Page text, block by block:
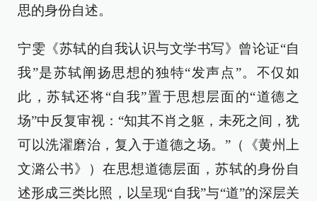
思的身份自述。
宁雯《苏轼的自我认识与文学书写》曾论证“自
我”是苏轼阐扬思想的独特“发声点”。不仅如
此，苏轼还将“自我”置于思想层面的“道德之
场”中反复审视：“知其不肖之躯，未死之间，犹
可以洗濯磨治，复入于道德之场。”（《黄州上
文潞公书》）在思想道德层面，苏轼的身份自
述形成三类比照，以呈现“自我”与“道”的深层关